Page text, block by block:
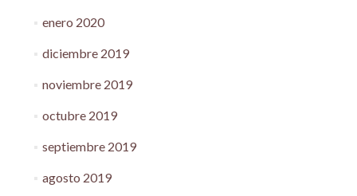
enero 2020
diciembre 2019
noviembre 2019
octubre 2019
septiembre 2019
agosto 2019